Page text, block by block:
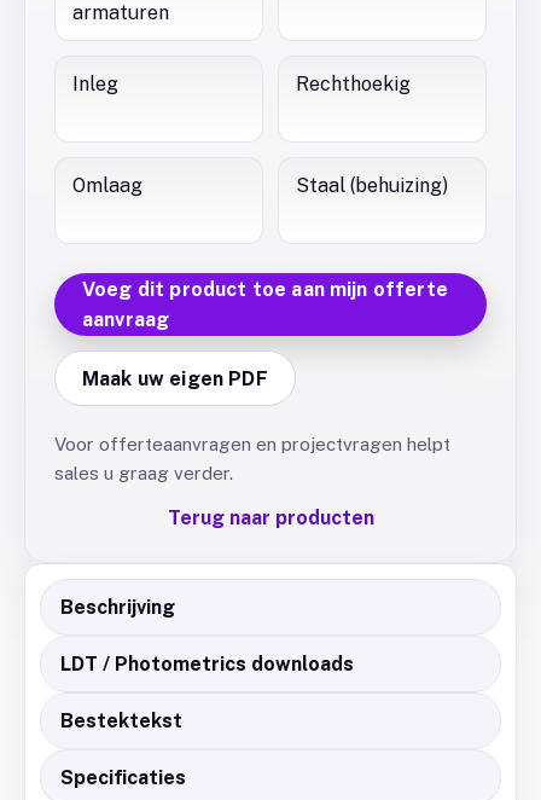
armaturen
Inleg Rechthoekig
Omlaag Staal (behuizing)
Voeg dit product toe aan mijn offerte
aanvraag
Maak uw eigen PDF
Voor offerteaanvragen en projectvragen helpt
sales u graag verder.
Terug naar producten
Beschrijving
LDT / Photometrics downloads
Bestektekst
Specificaties